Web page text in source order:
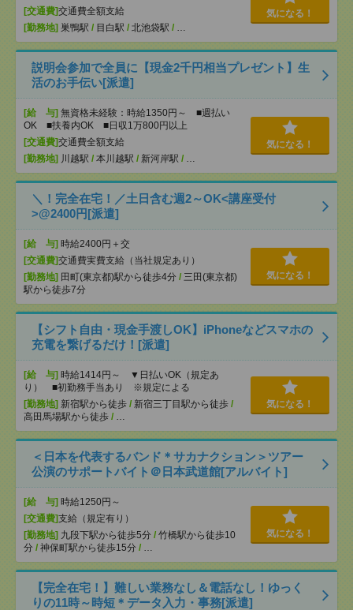
[交通費]交通費全額支給
[勤務地] 巣鴨駅 / 目白駅 / 北池袋駅 / …
気になる！
説明会参加で全員に【現金2千円相当プレゼント】生
活のお手伝い[派遣]
[給 与] 無資格未経験：時給1350円～ ■週払い
OK ■扶養内OK ■日収1万800円以上
[交通費]交通費全額支給
[勤務地] 川越駅 / 本川越駅 / 新河岸駅 / …
気になる！
＼！完全在宅！／土日含む週2～OK<講座受付
>@2400円[派遣]
[給 与] 時給2400円＋交
[交通費]交通費実費支給（当社規定あり）
[勤務地] 田町(東京都)駅から徒歩4分 / 三田(東京都)
駅から徒歩7分
気になる！
【シフト自由・現金手渡しOK】iPhoneなどスマホの
充電を繋げるだけ！[派遣]
[給 与] 時給1414円～ ▼日払いOK（規定あ
り） ■初勤務手当あり ※規定による
[勤務地] 新宿駅から徒歩 / 新宿三丁目駅から徒歩 /
高田馬場駅から徒歩 / …
気になる！
＜日本を代表するバンド＊サカナクション＞ツアー
公演のサポートバイト＠日本武道館[アルバイト]
[給 与] 時給1250円～
[交通費]支給（規定有り）
[勤務地] 九段下駅から徒歩5分 / 竹橋駅から徒歩10
分 / 神保町駅から徒歩15分 / …
気になる！
【完全在宅！】難しい業務なし＆電話なし！ゆっく
りの11時～時短＊データ入力・事務[派遣]